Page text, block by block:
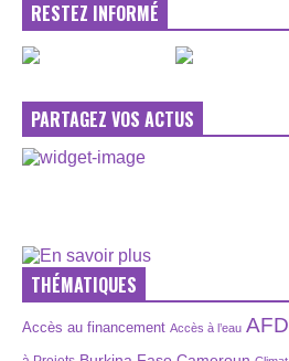
RESTEZ INFORMÉ
PARTAGEZ VOS ACTUS
THÉMATIQUES
Accès au financement Accès à l’eau AFD